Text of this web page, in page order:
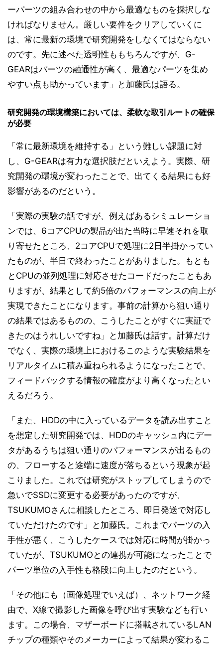
ーパーツの組み合わせの中から最適なものを採択しな
ければなりません。厳しい要件をクリアしていくに
は、常に最新の環境で研究開発をしなくてはならない
のです。先に述べた透明性ももちろんですが、G-
GEARはパーツの融通性が高く、最適なパーツを集め
やすい点も助かっています」と加藤氏は語る。
研究開発の環境構築においては、柔軟な取引ルートの確保
が必要
「常に最新環境を維持する」という難しい課題に対
し、G-GEARは有力な選択肢だといえよう。実際、研
究開発の環境が変わったことで、出てくる結果にも好
影響があるのだという。
「実際の実験の話ですが、例えばあるシミュレーショ
ンでは、6コアCPUの製品が出た当時に早速それを取
り寄せたところ、2コアCPUで処理に2日半掛かってい
たものが、半日で終わったことがありました。もとも
とCPUの並列処理に対応させたコードだったこともあ
りますが、結果として約5倍のパフォーマンスの向上が
実現できたことになります。事前の計算から狙い通り
の結果ではあるものの、こうしたことがすぐに実証で
きたのはうれしいですね」と加藤氏は話す。計算だけ
でなく、実際の環境上におけるこのような実験結果を
リアルタイムに積み重ねられるようになったことで、
フィードバックする情報の確度がより高くなったとい
えるだろう。
「また、HDDの中に入っているデータを読み出すこと
を想定した研究開発では、HDDのキャッシュ内にデー
タがあるうちは狙い通りのパフォーマンスが出るもの
の、フローすると途端に速度が落ちるという現象が起
こりました。これでは研究がストップしてしまうので
急いでSSDに変更する必要があったのですが、
TSUKUMOさんに相談したところ、即日発送で対応し
ていただけたのです」と加藤氏。これまでパーツの入
手性が悪く、こうしたケースでは対応に時間が掛かっ
ていたが、TSUKUMOとの連携が可能になったことで
パーツ単位の入手性も格段に向上したのだという。
「その他にも（画像処理でいえば）、ネットワーク経
由で、X線で撮影した画像を呼び出す実験なども行い
ます。この場合、マザーボードに搭載されているLAN
チップの種類やそのメーカーによって結果が変わるこ